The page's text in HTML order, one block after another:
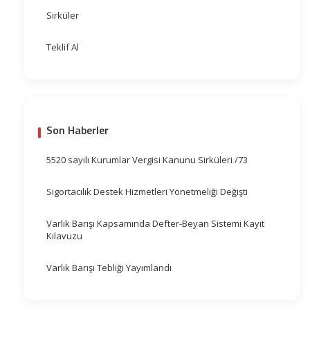
Sirküler
Teklif Al
Son Haberler
5520 sayılı Kurumlar Vergisi Kanunu Sirküleri /73
Sigortacılık Destek Hizmetleri Yönetmeliği Değişti
Varlık Barışı Kapsamında Defter-Beyan Sistemi Kayıt
Kılavuzu
Varlık Barışı Tebliği Yayımlandı